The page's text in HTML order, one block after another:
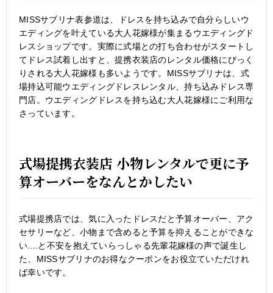
MISSサブリナ表参道は、ドレスを持ち込みで自分らしいウ
エディングを叶えている大人花嫁様が集まるウエディングド
レスショップです。実際に式場との打ち合わせがスタートし
てドレス試着し出すと、提携衣装店のレンタル価格にびっく
りされる大人花嫁様も多いようです。MISSサブリナは、式
場持込可能ウエディングドレスレンタル、持ち込みドレス専
門店。ウエディングドレスを持ち込む大人花嫁様にご利用な
さっています。
式場提携衣装店 小物レンタルで更に予
算オーバーをなんとかしたい
式場提携店では、気に入ったドレスだと予算オーバー、アク
セサリーなど、小物まで含めると予算を抑えることができな
い....と不安を抱えていらっしゃる先輩花嫁様の声で誕生し
た、MISSサブリナのお得なクーポンをお役立ていただけれ
ば幸いです。